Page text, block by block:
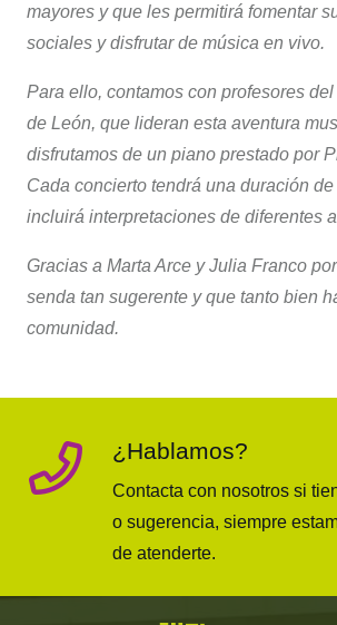
mayores y que les permitirá fomentar
sociales y disfrutar de música en vivo.
Para ello, contamos con profesores
de León, que lideran esta aventura
disfrutamos de un piano prestado por
Cada concierto tendrá una duración
incluirá interpretaciones de diferentes
Gracias a Marta Arce y Julia Franco
senda tan sugerente y que tanto bien
comunidad.
¿Hablamos?
Contacta con nosotros si
o sugerencia, siempre
de atenderte.